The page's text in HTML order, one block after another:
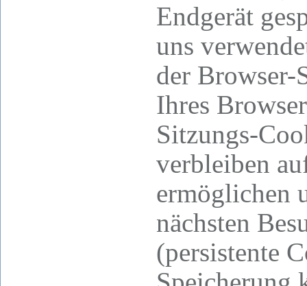
Endgerät
uns
der Browser-
Ihres
Sitzungs-
verbleiben
ermöglichen
nächsten
(persistente